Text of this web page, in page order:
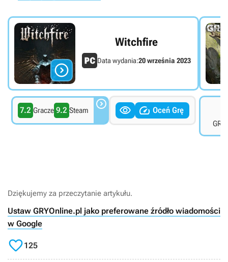

Witchfire
Data wydania:20 września 2023
7.2 Gracze 9.2 Steam    Oceń Grę
Dziękujemy za przeczytanie artykułu.
Ustaw GRYOnline.pl jako preferowane źródło wiadomości
w Google
125